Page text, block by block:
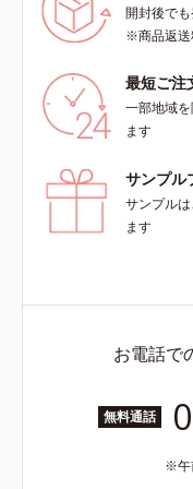
開封後で
※商品返送
最短ご注
一部地域
ます
サンプル
サンプル
ます
お電話で
無料通話